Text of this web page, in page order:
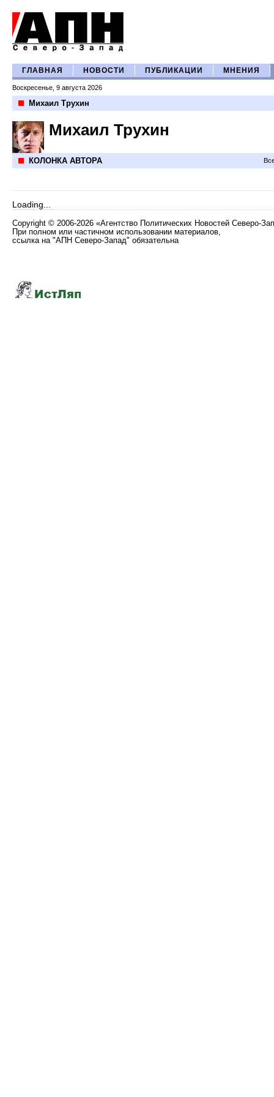
ГЛАВНАЯ НОВОСТИ ПУБЛИКАЦИИ МНЕНИЯ
Воскресенье, 9 августа 2026
Михаил Трухин
Михаил Трухин
КОЛОНКА АВТОРА
Loading...
Copyright © 2006-2026 «Агентство Политических Новостей Северо-
При полном или частичном использовании материалов,
ссылка на "АПН Северо-Запад" обязательна